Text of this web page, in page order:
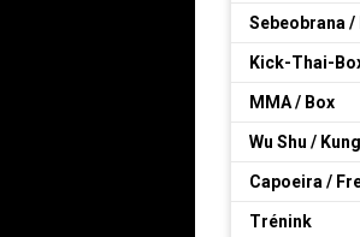
Sebeobrana /
Kick-Thai-
MMA / Box
Wu Shu /
Capoeira /
Trénink